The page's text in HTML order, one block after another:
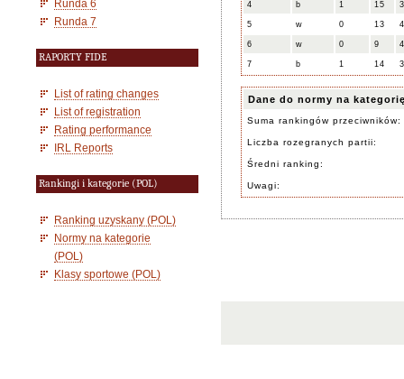
Runda 6
Runda 7
RAPORTY FIDE
List of rating changes
List of registration
Rating performance
IRL Reports
Rankingi i kategorie (POL)
Ranking uzyskany (POL)
Normy na kategorie
(POL)
Klasy sportowe (POL)
4 b 1 15
5 w 0 13
6 w 0 9
7 b 1 14
Dane do normy na
Suma rankingów przeciwników:
Liczba rozegranych partii:
Średni ranking:
Uwagi: